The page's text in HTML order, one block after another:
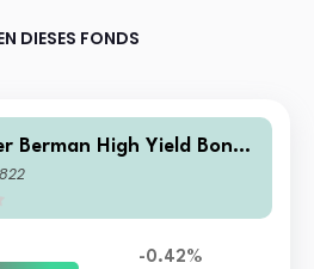
DIESES FONDS
Berman High Yield Bond
USD I4 (Monthly) Distribu
-0.42%